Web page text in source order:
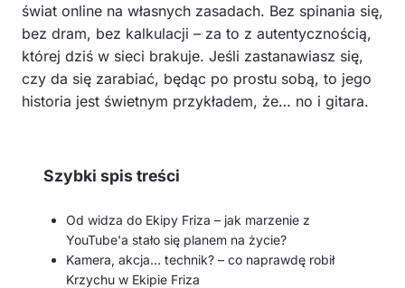
świat online na własnych zasadach. Bez spinania się,
bez dram, bez kalkulacji – za to z autentycznością,
której dziś w sieci brakuje. Jeśli zastanawiasz się,
czy da się zarabiać, będąc po prostu sobą, to jego
historia jest świetnym przykładem, że… no i gitara.
Szybki spis treści
Od widza do Ekipy Friza – jak marzenie z
YouTube'a stało się planem na życie?
Kamera, akcja… technik? – co naprawdę robił
Krzychu w Ekipie Friza